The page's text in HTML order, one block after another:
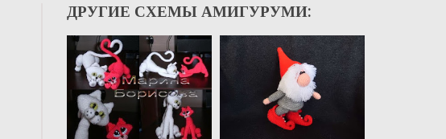
ДРУГИЕ СХЕМЫ АМИГУРУМИ: